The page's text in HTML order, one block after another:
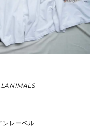
ンレーベル